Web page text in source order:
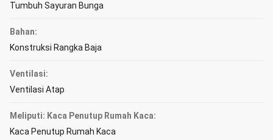
Tumbuh Sayuran Bunga
Bahan:
Konstruksi Rangka Baja
Ventilasi:
Ventilasi Atap
Meliputi: Kaca Penutup Rumah Kaca:
Kaca Penutup Rumah Kaca